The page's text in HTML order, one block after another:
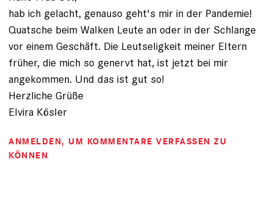
hab ich gelacht, genauso geht's mir in der Pandemie!
Quatsche beim Walken Leute an oder in der Schlange
vor einem Geschäft. Die Leutseligkeit meiner Eltern
früher, die mich so genervt hat, ist jetzt bei mir
angekommen. Und das ist gut so!
Herzliche Grüße
Elvira Kösler
ANMELDEN, UM KOMMENTARE VERFASSEN ZU
KÖNNEN